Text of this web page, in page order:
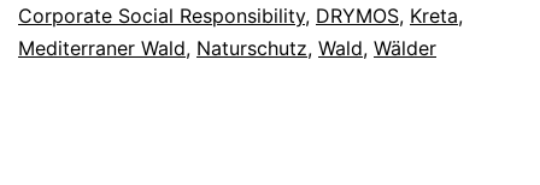
Corporate Social Responsibility, DRYMOS, Kreta,
Mediterraner Wald, Naturschutz, Wald, Wälder